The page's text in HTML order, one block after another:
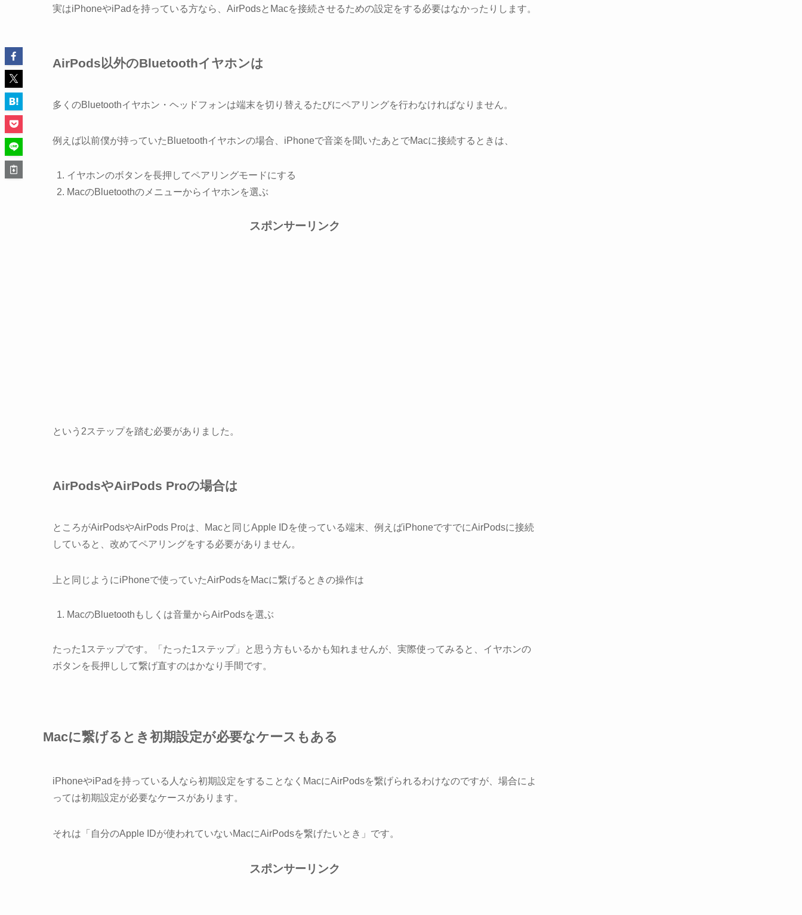
実はiPhoneやiPadを持っている方なら、AirPodsとMacを接続させるための設定をする必要はなかったりします。
AirPods以外のBluetoothイヤホンは
多くのBluetoothイヤホン・ヘッドフォンは端末を切り替えるたびにペアリングを行わなければなりません。
例えば以前僕が持っていたBluetoothイヤホンの場合、iPhoneで音楽を聞いたあとでMacに接続するときは、
イヤホンのボタンを長押してペアリングモードにする
MacのBluetoothのメニューからイヤホンを選ぶ
スポンサーリンク
という2ステップを踏む必要がありました。
AirPodsやAirPods Proの場合は
ところがAirPodsやAirPods Proは、Macと同じApple IDを使っている端末、例えばiPhoneですでにAirPodsに接続
していると、改めてペアリングをする必要がありません。
上と同じようにiPhoneで使っていたAirPodsをMacに繋げるときの操作は
MacのBluetoothもしくは音量からAirPodsを選ぶ
たった1ステップです。「たった1ステップ」と思う方もいるかも知れませんが、実際使ってみると、イヤホンの
ボタンを長押しして繋げ直すのはかなり手間です。
Macに繋げるとき初期設定が必要なケースもある
iPhoneやiPadを持っている人なら初期設定をすることなくMacにAirPodsを繋げられるわけなのですが、場合によ
っては初期設定が必要なケースがあります。
それは「自分のApple IDが使われていないMacにAirPodsを繋げたいとき」です。
スポンサーリンク